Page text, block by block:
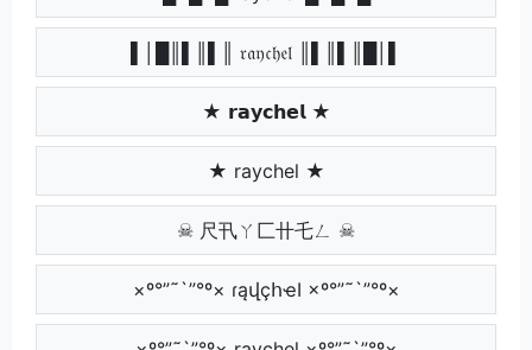
▌│█║▌║▌║ 𝔯𝔞𝔶𝔠𝔥𝔢𝔩 ║▌║▌║█│▌
★ 𝗿𝗮𝘆𝗰𝗵𝗲𝗹 ★
★ raychel ★
☠ 尺卂ㄚ匚卄乇ㄥ ☠
×º°”˜`”°º× ɾąվçհҽӀ ×º°”˜`”°º×